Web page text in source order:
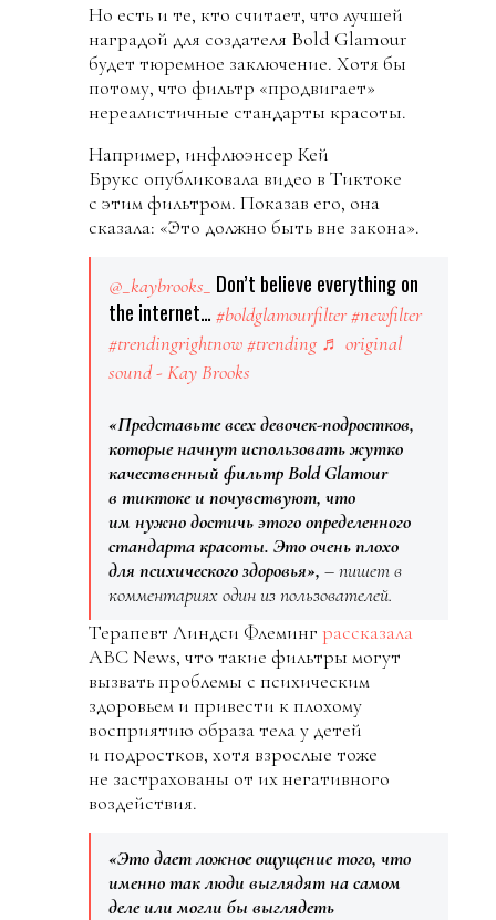
Но есть и те, кто считает, что лучшей
наградой для создателя Bold Glamour
будет тюремное заключение. Хотя бы
потому, что фильтр «продвигает»
нереалистичные стандарты красоты.
Например, инфлюэнсер Кей
Брукс опубликовала видео в Тиктоке
с этим фильтром. Показав его, она
сказала: «Это должно быть вне закона».
@_kaybrooks_ Don’t believe everything on
the internet… #boldglamourfilter#newfilter
#trendingrightnow#trending ♬ original
sound - Kay Brooks
«Представьте всех девочек-подростков,
которые начнут использовать жутко
качественный фильтр Bold Glamour
в тиктоке и почувствуют, что
им нужно достичь этого определенного
стандарта красоты. Это очень плохо
для психического здоровья», – пишет в
комментариях один из пользователей.
Терапевт Линдси Флеминг рассказала
ABC News, что такие фильтры могут
вызвать проблемы с психическим
здоровьем и привести к плохому
восприятию образа тела у детей
и подростков, хотя взрослые тоже
не застрахованы от их негативного
воздействия.
«Это дает ложное ощущение того, что
именно так люди выглядят на самом
деле или могли бы выглядеть